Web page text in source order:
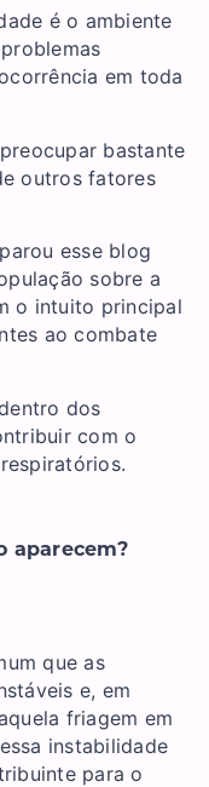
é o ambiente
em toda
bastante
outros fatores
esse blog
sobre a
o intuito principal
ao combate
dos
com o
aparecem?
que as
e, em
friagem em
instabilidade
para o